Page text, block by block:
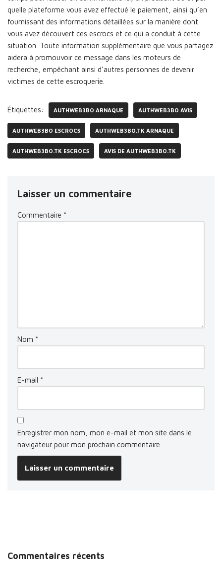
quelle plateforme vous avez effectué le paiement, ainsi qu’en
fournissant des informations détaillées sur la manière dont
vous avez découvert ces escrocs et ce qui a conduit à cette
situation. Toute information supplémentaire que vous partagez
aidera à promouvoir ce message dans les moteurs de
recherche, empêchant ainsi d’autres personnes de devenir
victimes de cette escroquerie.
Étiquettes: AUTHWEB3BO ARNAQUE AUTHWEB3BO AVIS
AUTHWEB3BO ESCROCS AUTHWEB3BO.TK ARNAQUE
AUTHWEB3BO.TK ESCROCS AVIS DE AUTHWEB3BO.TK
Laisser un commentaire
Commentaire *
Nom *
E-mail *
Enregistrer mon nom, mon e-mail et mon site dans le
navigateur pour mon prochain commentaire.
Commentaires récents